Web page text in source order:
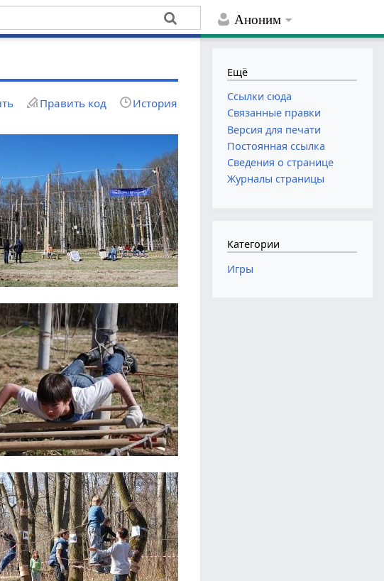
Аноним
Править код История
Ещё
Ссылки сюда
Связанные правки
Версия для печати
Постоянная ссылка
Сведения о странице
Журналы страницы
Категории
Игры